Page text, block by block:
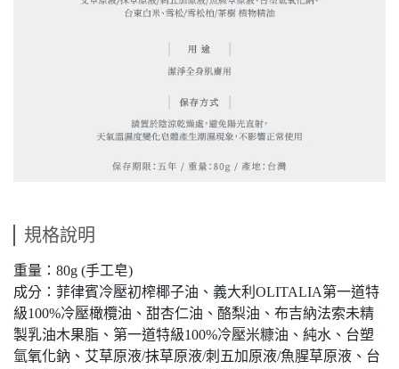
規格說明
重量：80g (手工皂)
成分：菲律賓冷壓初榨椰子油、義大利OLITALIA第一道特
級100%冷壓橄欖油、甜杏仁油、酪梨油、布吉納法索未精
製乳油木果脂、第一道特級100%冷壓米糠油、純水、台塑
氫氧化鈉、艾草原液/抹草原液/刺五加原液/魚腥草原液、台